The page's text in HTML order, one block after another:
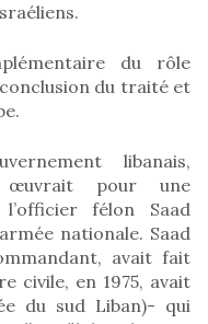
du rôle
du traité et
libanais,
œuvrait pour une
félon Saad
nationale. Saad
avait fait
civile, en 1975, avait
du sud Liban)- qui